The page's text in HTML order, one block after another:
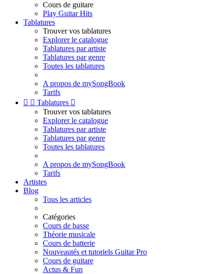
Cours de guitare
Play Guitar Hits
Tablatures
Trouver vos tablatures
Explorer le catalogue
Tablatures par artiste
Tablatures par genre
Toutes les tablatures
A propos de mySongBook
Tarifs
  Tablatures 
Trouver vos tablatures
Explorer le catalogue
Tablatures par artiste
Tablatures par genre
Toutes les tablatures
A propos de mySongBook
Tarifs
Artistes
Blog
Tous les articles
Catégories
Cours de basse
Théorie musicale
Cours de batterie
Nouveautés et tutoriels Guitar Pro
Cours de guitare
Actus & Fun